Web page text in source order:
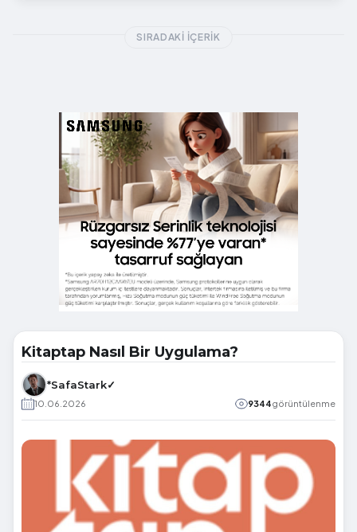
SIRADAKI İÇERIK
Kitaptap Nasıl Bir Uygulama?
*SafaStark✓
10.06.2026 9344görüntülenme